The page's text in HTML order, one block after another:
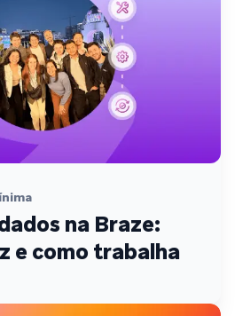
na Braze:
e como trabalha